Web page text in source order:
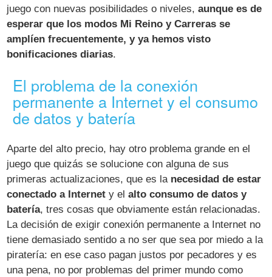
juego con nuevas posibilidades o niveles,aunque es de
esperar que los modos Mi Reino y Carreras se
amplíen frecuentemente, y ya hemos visto
bonificaciones diarias.
El problema de la conexión
permanente a Internet y el consumo
de datos y batería
Aparte del alto precio, hay otro problema grande en el
juego que quizás se solucione con alguna de sus
primeras actualizaciones, que es la necesidad de estar
conectado a Internet y elalto consumo de datos y
batería, tres cosas que obviamente están relacionadas.
La decisión de exigir conexión permanente a Internet no
tiene demasiado sentido a no ser que sea por miedo a la
piratería: en ese caso pagan justos por pecadores y es
una pena, no por problemas del primer mundo como